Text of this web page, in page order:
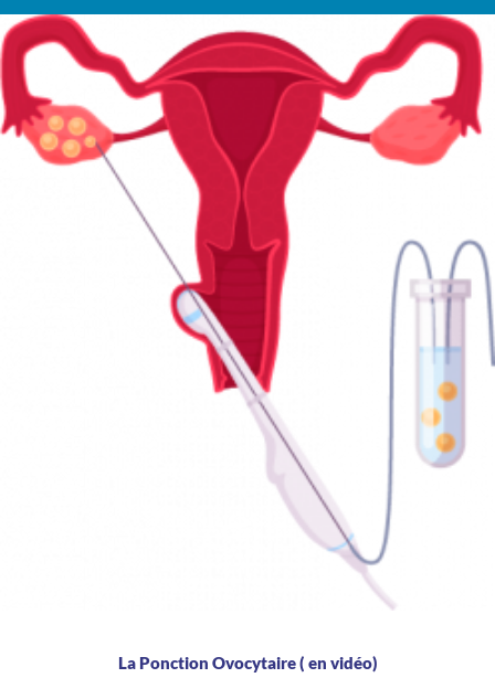
La Ponction Ovocytaire ( en vidéo)